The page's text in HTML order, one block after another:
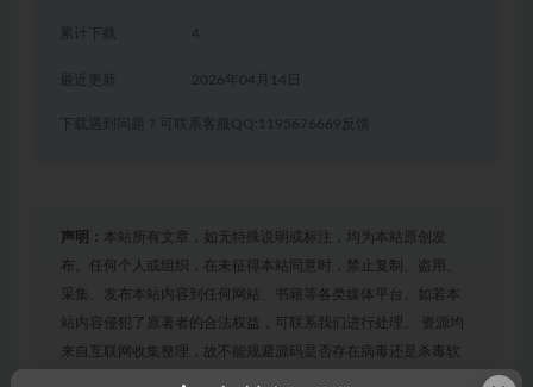
累计下载 4
2026年04月14日
下载遇到问题？可联系客服QQ:1195676669反馈
声明： 本站所有文章，如无特殊说明或标注，均为本站原创发
布。任何个人或组织，在未征得本站同意时，禁止复制、盗用、
采集、发布本站内容到任何网站、书籍等各类媒体平台。如若本
站内容侵犯了原著者的合法权益，可联系我们进行处理。 资源均
来自互联网收集整理，故不能规避源码是否存在病毒还是杀毒软